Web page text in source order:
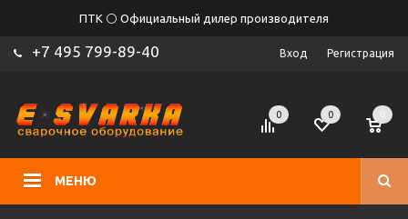
ПТК ⚪ Официальный дилер производителя
+7 495 799-89-40 Вход Регистрация
МЕНЮ
0 0